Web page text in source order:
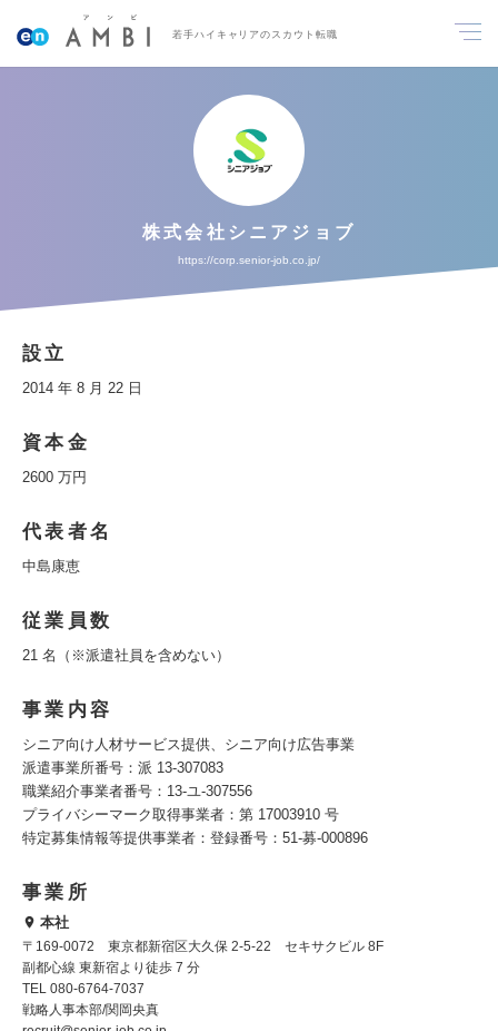
若手ハイキャリアのスカウト転職
株式会社シニアジョブ
https://corp.senior-job.co.jp/
設立
2014 年 8 月 22 日
資本金
2600 万円
代表者名
中島康恵
従業員数
21 名（※派遣社員を含めない）
事業内容
シニア向け人材サービス提供、シニア向け広告事業
派遣事業所番号：派 13-307083
職業紹介事業者番号：13-ユ-307556
プライバシーマーク取得事業者：第 17003910 号
特定募集情報等提供事業者：登録番号：51-募-000896
事業所
本社
〒169-0072 東京都新宿区大久保 2-5-22 セキサクビル 8F
副都心線 東新宿より徒歩 7 分
TEL 080-6764-7037
戦略人事本部/関岡央真